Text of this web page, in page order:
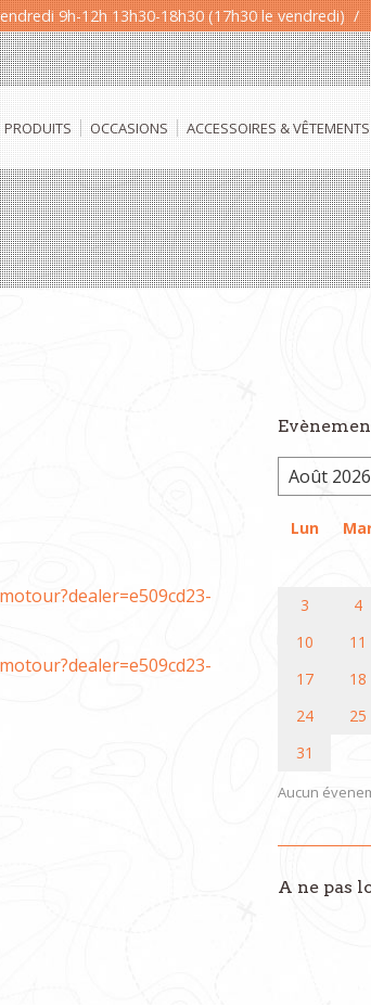
9h-12h 13h30-18h30 (17h30 le vendredi) /
PRODUITS OCCASIONS ACCESSOIRES & VÊTEMENTS
Lun
3
4
10
11
17
18
24
25
31
Aucun
A ne pas